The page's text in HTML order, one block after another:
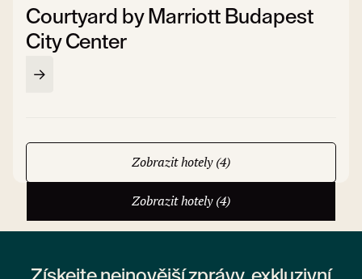
Courtyard by Marriott Budapest
City Center
Zobrazit hotely (4)
Zobrazit hotely (4)